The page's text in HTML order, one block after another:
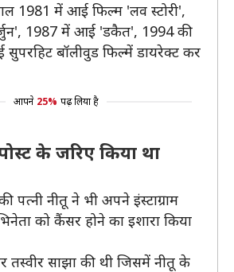
1981 में आई फिल्म 'लव स्टोरी',
1987 में आई 'डकैत', 1994 की
बॉलीवुड फिल्में डायरेक्ट कर
आपने 25% पढ़ लिया है
के जरिए किया था
नीतू ने भी अपने इंस्टाग्राम
को कैंसर होने का इशारा किया
तस्वीर साझा की थी जिसमें नीतू के